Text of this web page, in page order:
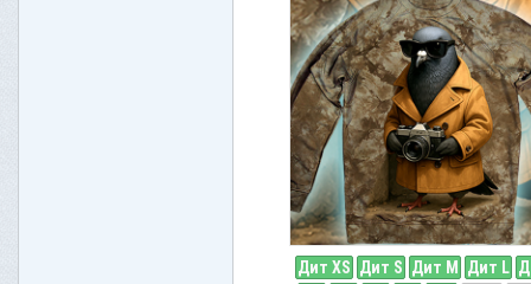
Дит XS Дит S Дит M Дит L